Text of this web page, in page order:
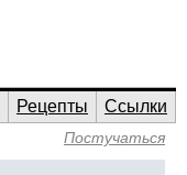
Рецепты
Ссылки
Постучаться